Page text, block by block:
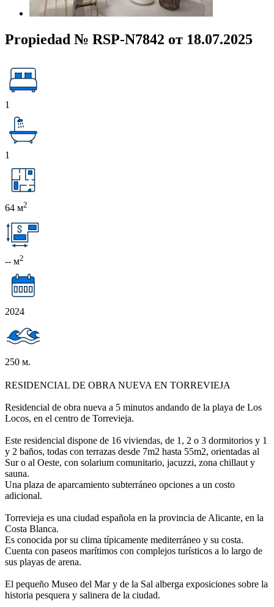
Propiedad № RSP-N7842 от 18.07.2025
1
1
64 м2
-- м2
2024
250 м.
RESIDENCIAL DE OBRA NUEVA EN TORREVIEJA
Residencial de obra nueva a 5 minutos andando de la playa de Los
Locos, en el centro de Torrevieja.
Este residencial dispone de 16 viviendas, de 1, 2 o 3 dormitorios y 1
y 2 baños, todas con terrazas desde 7m2 hasta 55m2, orientadas al
Sur o al Oeste, con solarium comunitario, jacuzzi, zona chillaut y
sauna.
Una plaza de aparcamiento subterráneo opciones a un costo
adicional.
Torrevieja es una ciudad española en la provincia de Alicante, en la
Costa Blanca.
Es conocida por su clima típicamente mediterráneo y su costa.
Cuenta con paseos marítimos con complejos turísticos a lo largo de
sus playas de arena.
El pequeño Museo del Mar y de la Sal alberga exposiciones sobre la
historia pesquera y salinera de la ciudad.